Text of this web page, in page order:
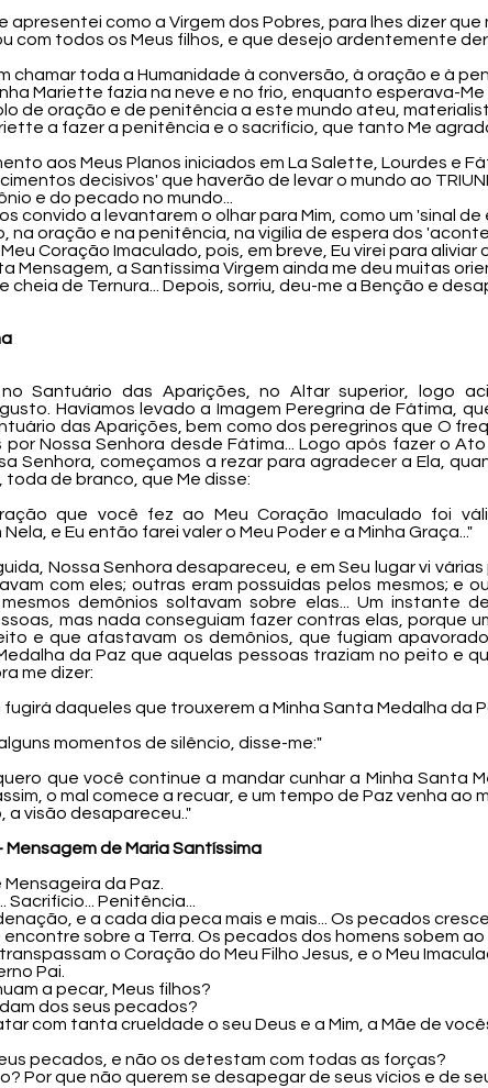
apresentei como a Virgem dos Pobres, para lhes dizer
com todos os Meus filhos, e que desejo ardentemente
chamar toda a Humanidade à conversão, à oração e à
Mariette fazia na neve e no frio, enquanto esperava-
de oração e de penitência a este mundo ateu,
a fazer a penitência e o sacrifício, que tanto Me agrada
aos Meus Planos iniciados em La Salette, Lourdes e
decisivos' que haverão de levar o mundo ao
e do pecado no mundo...
os convido a levantarem o olhar para Mim, como um 'sinal
na oração e na penitência, na vigília de espera dos
Coração Imaculado, pois, em breve, Eu virei para aliviar
Mensagem, a Santíssima Virgem ainda me deu muitas
cheia de Ternura... Depois, sorriu, deu-me a Benção e
no Santuário das Aparições, no Altar superior, logo
Havíamos levado a Imagem Peregrina de Fátima,
das Aparições, bem como dos peregrinos que O
por Nossa Senhora desde Fátima... Logo após fazer o
Senhora, começamos a rezar para agradecer a Ela,
de branco, que Me disse:
que você fez ao Meu Coração Imaculado foi
e Eu então farei valer o Meu Poder e a Minha Graça..."
Nossa Senhora desapareceu, e em Seu lugar vi
com eles; outras eram possuídas pelos mesmos; e
demônios soltavam sobre elas... Um instante
mas nada conseguiam fazer contras elas, porque
e que afastavam os demônios, que fugiam
da Paz que aquelas pessoas traziam no peito e
me dizer:
fugirá daqueles que trouxerem a Minha Santa Medalha da
momentos de silêncio, disse-me:"
que você continue a mandar cunhar a Minha Santa
o mal comece a recuar, e um tempo de Paz venha ao
a visão desapareceu.."
Mensagem de Maria Santíssima
Mensageira da Paz.
Penitência...
e a cada dia peca mais e mais... Os pecados
sobre a Terra. Os pecados dos homens sobem
o Coração do Meu Filho Jesus, e o Meu
Pai.
a pecar, Meus filhos?
dos seus pecados?
com tanta crueldade o seu Deus e a Mim, a Mãe de
pecados, e não os detestam com todas as forças?
Por que não querem se desapegar de seus vícios e de